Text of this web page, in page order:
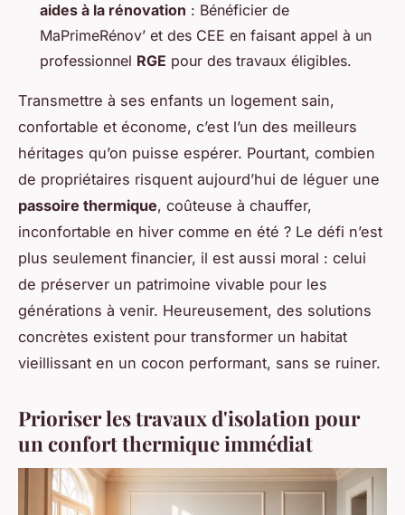
aides à la rénovation : Bénéficier de
MaPrimeRénov’ et des CEE en faisant appel à un
professionnel RGE pour des travaux éligibles.
Transmettre à ses enfants un logement sain,
confortable et économe, c’est l’un des meilleurs
héritages qu’on puisse espérer. Pourtant, combien
de propriétaires risquent aujourd’hui de léguer une
passoire thermique, coûteuse à chauffer,
inconfortable en hiver comme en été ? Le défi n’est
plus seulement financier, il est aussi moral : celui
de préserver un patrimoine vivable pour les
générations à venir. Heureusement, des solutions
concrètes existent pour transformer un habitat
vieillissant en un cocon performant, sans se ruiner.
Prioriser les travaux d'isolation pour
un confort thermique immédiat